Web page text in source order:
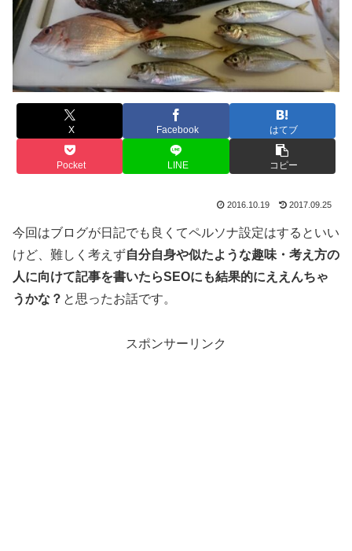
X Facebook はてブ
Pocket LINE コピー
2016.10.19 2017.09.25
今回はブログが日記でも良くてペルソナ設定はするといい
けど、難しく考えず自分自身や似たような趣味・考え方の
人に向けて記事を書いたらSEOにも結果的にええんちゃ
うかな？ と思ったお話です。
スポンサーリンク